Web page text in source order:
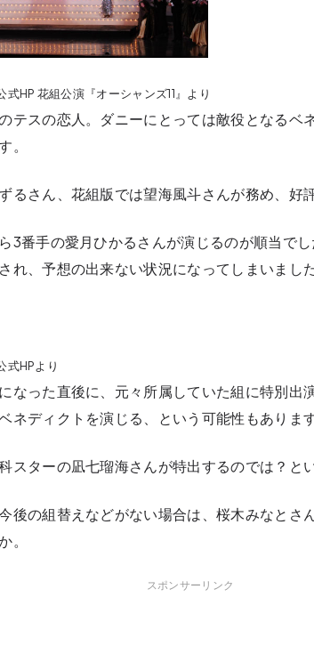
HP 花組公演『オーシャンズ11』より
テスの恋人。ダニーにとっては敵役となるベ
。
るさん、花組版では望海風斗さんが務め、好
3番手の愛月ひかるさんが演じるのが順当で
れ、予想の出来ない状況になってしまいまし
式HPより
なった直後に、元々所属していた組に特別出
ネディクトを演じる、という可能性もあります
スターの凪七瑠海さんが特出するのでは？と
後の組替えなどがない場合は、桜木みなとさ
。
スポンサーリンク